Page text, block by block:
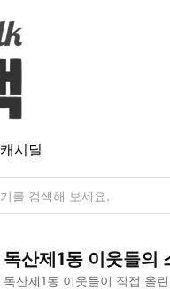
캐시딜
독산제1동 이웃들의
독산제1동 이웃들이 직접 올린